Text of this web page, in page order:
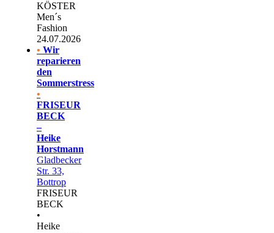
KÖSTER
Men´s
Fashion
24.07.2026
• Wir
reparieren
den
Sommerstress
•
FRISEUR
BECK
–
Heike
Horstmann
Gladbecker
Str. 33,
Bottrop
FRISEUR
BECK
•
Heike